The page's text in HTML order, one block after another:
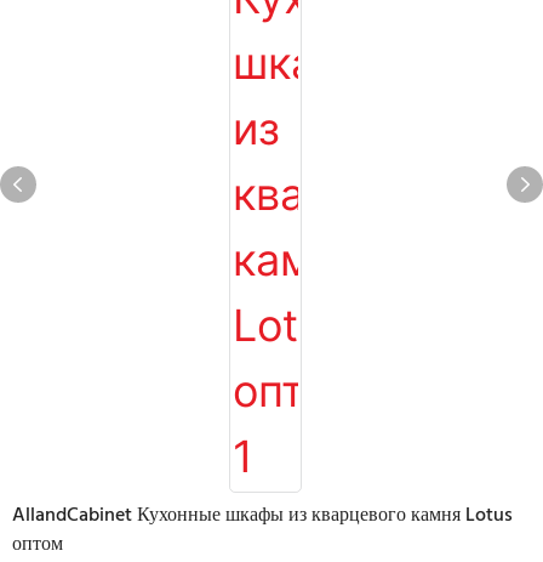
AllandCabinet Кухонные шкафы из кварцевого камня Lotus
оптом